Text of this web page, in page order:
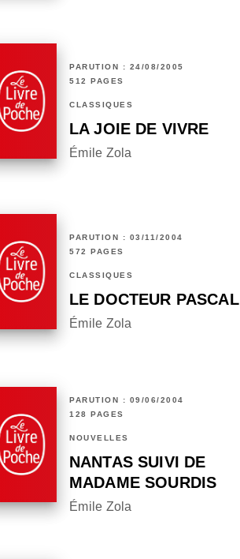
PARUTION : 24/08/2005
512 PAGES
CLASSIQUES
LA JOIE DE VIVRE
Émile Zola
PARUTION : 03/11/2004
572 PAGES
CLASSIQUES
LE DOCTEUR PASCAL
Émile Zola
PARUTION : 09/06/2004
128 PAGES
NOUVELLES
NANTAS SUIVI DE
MADAME SOURDIS
Émile Zola